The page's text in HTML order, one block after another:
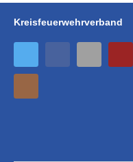
Kreisfeuerwehrverband